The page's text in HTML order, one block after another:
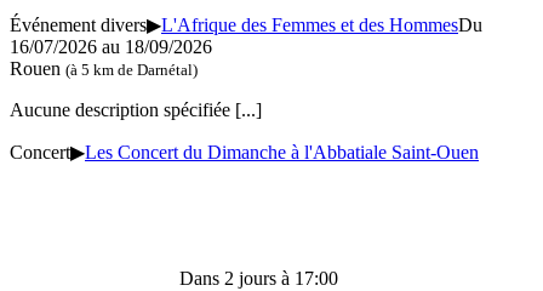
Événement divers▶L'Afrique des Femmes et des HommesDu
16/07/2026 au 18/09/2026
Rouen (à 5 km de Darnétal)
Aucune description spécifiée [...]
Concert▶Les Concert du Dimanche à l'Abbatiale Saint-Ouen
Dans 2 jours à 17:00